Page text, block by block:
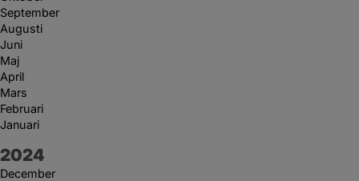
September
Augusti
Juni
Maj
April
Mars
Februari
Januari
År:
2024
December